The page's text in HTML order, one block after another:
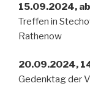
15.09.2024,
Treffen in
Rathenow
20.09.2024,
Gedenktag der